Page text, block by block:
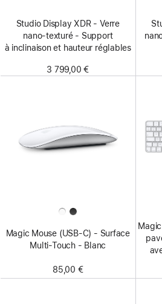
Studio Display XDR - Verre
nano‑texturé - Support
à inclinaison et hauteur réglables
3 799,00 €
Magic Mouse (USB‑C) - Surface
Multi‑Touch - Blanc
85,00 €